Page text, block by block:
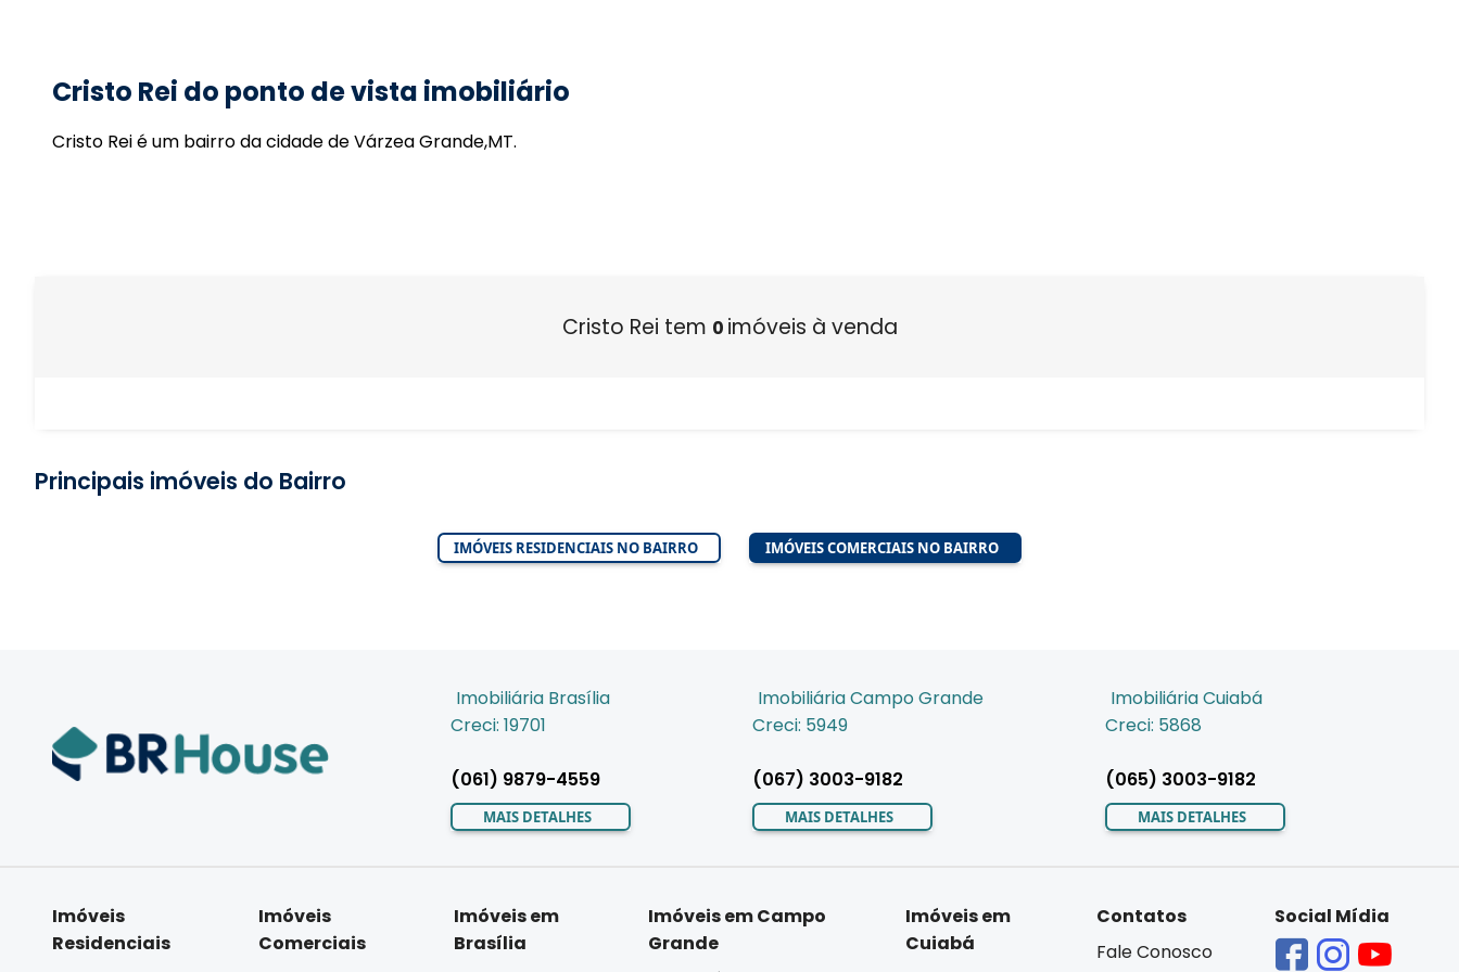
Cristo Rei do ponto de vista imobiliário
Cristo Rei é um bairro da cidade de Várzea Grande,MT.
Cristo Rei tem 0 imóveis à venda
Principais imóveis do Bairro
IMÓVEIS RESIDENCIAIS NO BAIRRO IMÓVEIS COMERCIAIS NO BAIRRO
Imobiliária Brasília
Creci: 19701
(061) 9879-4559
MAIS DETALHES
Imobiliária Campo Grande
Creci: 5949
(067) 3003-9182
MAIS DETALHES
Imobiliária Cuiabá
Creci: 5868
(065) 3003-9182
MAIS DETALHES
Imóveis
Residenciais
Imóveis
Comerciais
Imóveis em
Brasília
Imóveis em Campo
Grande
Imóveis em
Cuiabá
Contatos
Fale Conosco
Social Mídia